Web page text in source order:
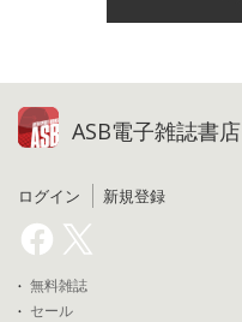
ASB電子雑誌書店
ログイン 新規登録
無料雑誌
セール